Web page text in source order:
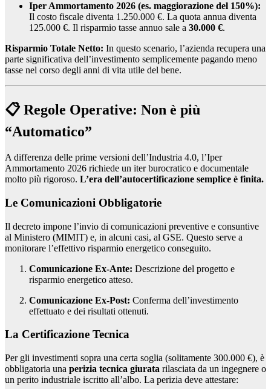
Iper Ammortamento 2026 (es. maggiorazione del 150%):
Il costo fiscale diventa 1.250.000 €. La quota annua diventa
125.000 €. Il risparmio tasse annuo sale a 30.000 €.
Risparmio Totale Netto: In questo scenario, l’azienda recupera una
parte significativa dell’investimento semplicemente pagando meno
tasse nel corso degli anni di vita utile del bene.
📋 Regole Operative: Non è più
“Automatico”
A differenza delle prime versioni dell’Industria 4.0, l’Iper
Ammortamento 2026 richiede un iter burocratico e documentale
molto più rigoroso. L’era dell’autocertificazione semplice è finita.
Le Comunicazioni Obbligatorie
Il decreto impone l’invio di comunicazioni preventive e consuntive
al Ministero (MIMIT) e, in alcuni casi, al GSE. Questo serve a
monitorare l’effettivo risparmio energetico conseguito.
Comunicazione Ex-Ante: Descrizione del progetto e
risparmio energetico atteso.
Comunicazione Ex-Post: Conferma dell’investimento
effettuato e dei risultati ottenuti.
La Certificazione Tecnica
Per gli investimenti sopra una certa soglia (solitamente 300.000 €), è
obbligatoria una perizia tecnica giurata rilasciata da un ingegnere o
un perito industriale iscritto all’albo. La perizia deve attestare: